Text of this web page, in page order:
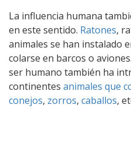
La influencia humana
en este sentido. Ratones,
animales se han instalado
colarse en barcos o
ser humano también ha
continentes animales que
conejos, zorros, caballos,